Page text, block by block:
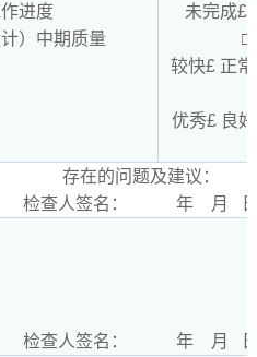
进度
）中期质量
未完成£
□
较快£ 正
优秀£ 良
存在的问题及建议：
检查人签名： 年 月
检查人签名： 年 月